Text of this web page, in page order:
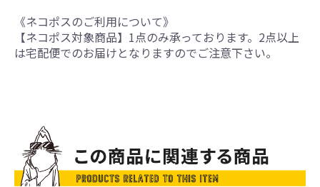
《ネコポスのご利用について》
【ネコポス対象商品】1点のみ承っております。2点以上
は宅配便でのお届けとなりますのでご注意下さい。